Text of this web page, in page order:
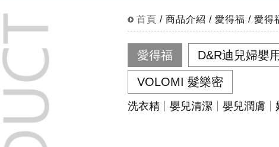
首頁 / 商品介紹 / 愛得福 / 愛
愛得福 D&R迪兒婦嬰
VOLOMI 髮樂密
洗衣精 嬰兒清潔 嬰兒潤膚